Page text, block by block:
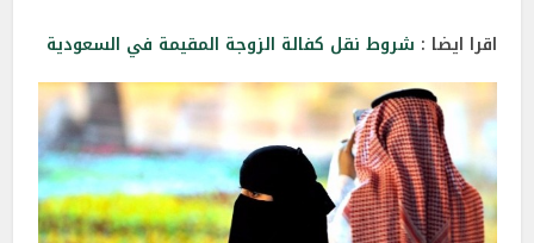
اقرا ايضا : شروط نقل كفالة الزوجة المقيمة في السعودية